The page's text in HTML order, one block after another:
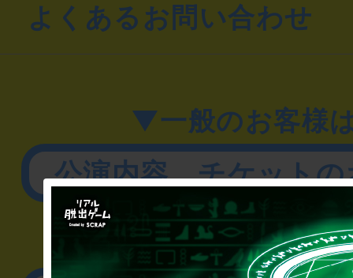
よくあるお問い合わせ
▼一般のお客様
公演内容、チケット
▼企業／法人の